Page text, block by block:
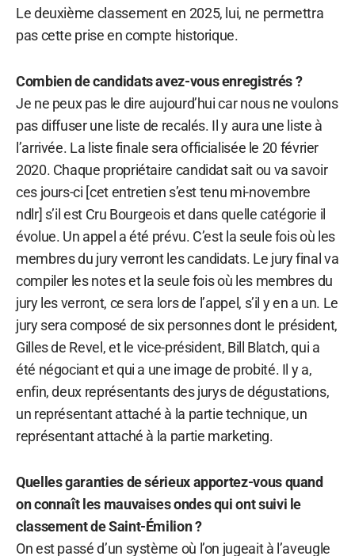
Le deuxième classement en 2025, lui, ne permettra
pas cette prise en compte historique.
Combien de candidats avez-vous enregistrés ?
Je ne peux pas le dire aujourd’hui car nous ne voulons
pas diffuser une liste de recalés. Il y aura une liste à
l’arrivée. La liste finale sera officialisée le 20 février
2020. Chaque propriétaire candidat sait ou va savoir
ces jours-ci [cet entretien s’est tenu mi-novembre
ndlr] s’il est Cru Bourgeois et dans quelle catégorie il
évolue. Un appel a été prévu. C’est la seule fois où les
membres du jury verront les candidats. Le jury final va
compiler les notes et la seule fois où les membres du
jury les verront, ce sera lors de l’appel, s’il y en a un. Le
jury sera composé de six personnes dont le président,
Gilles de Revel, et le vice-président, Bill Blatch, qui a
été négociant et qui a une image de probité. Il y a,
enfin, deux représentants des jurys de dégustations,
un représentant attaché à la partie technique, un
représentant attaché à la partie marketing.
Quelles garanties de sérieux apportez-vous quand
on connaît les mauvaises ondes qui ont suivi le
classement de Saint-Émilion ?
On est passé d’un système où l’on jugeait à l’aveugle